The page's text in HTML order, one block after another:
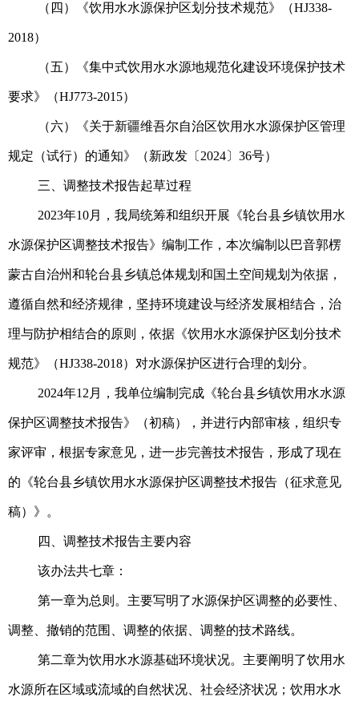
（四）《饮用水水源保护区划分技术规范》（HJ338-
2018）
（五）《集中式饮用水水源地规范化建设环境保护技术
要求》（HJ773-2015）
（六）《关于新疆维吾尔自治区饮用水水源保护区管理
规定（试行）的通知》（新政发〔2024〕36号）
三、调整技术报告起草过程
2023年10月，我局统筹和组织开展《轮台县乡镇饮用水
水源保护区调整技术报告》编制工作，本次编制以巴音郭楞
蒙古自治州和轮台县乡镇总体规划和国土空间规划为依据，
遵循自然和经济规律，坚持环境建设与经济发展相结合，治
理与防护相结合的原则，依据《饮用水水源保护区划分技术
规范》（HJ338-2018）对水源保护区进行合理的划分。
2024年12月，我单位编制完成《轮台县乡镇饮用水水源
保护区调整技术报告》（初稿），并进行内部审核，组织专
家评审，根据专家意见，进一步完善技术报告，形成了现在
的《轮台县乡镇饮用水水源保护区调整技术报告 （征求意见
稿） 》。
四、调整技术报告主要内容
该办法共七章：
第一章为总则。主要写明了水源保护区调整的必要性、
调整、撤销的范围、调整的依据、调整的技术路线。
第二章为饮用水水源基础环境状况。主要阐明了饮用水
水源所在区域或流域的自然状况、社会经济状况；饮用水水